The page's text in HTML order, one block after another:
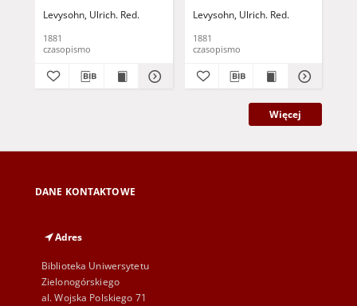
Levysohn, Ulrich. Red.
1881
czasopismo
Levysohn, Ulrich. Red.
1881
czasopismo
Więcej
DANE KONTAKTOWE
Adres
Biblioteka Uniwersytetu
Zielonogórskiego
al. Wojska Polskiego 71